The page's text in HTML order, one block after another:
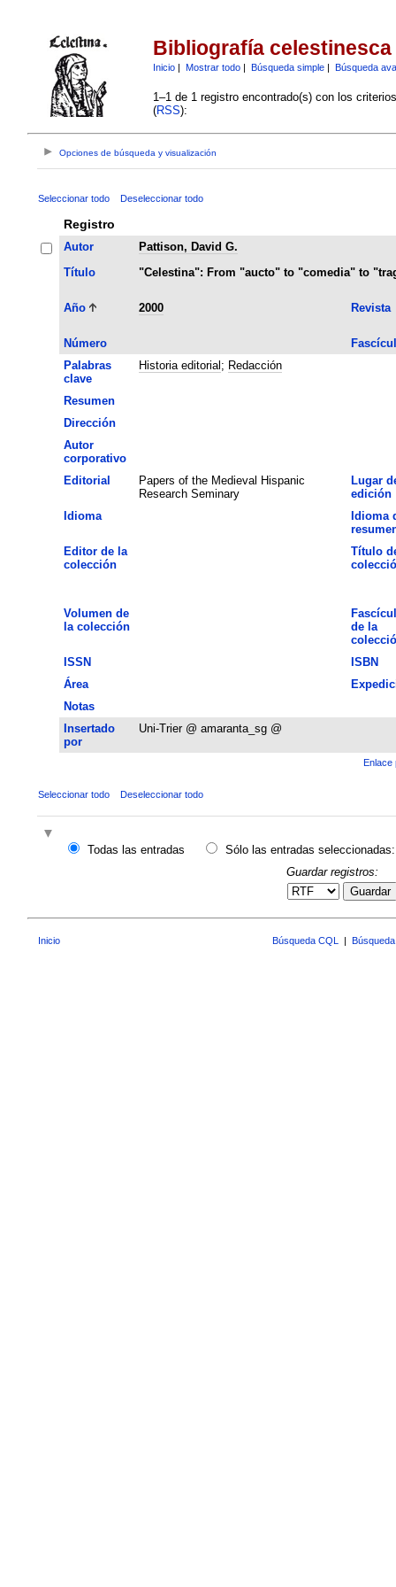
Bibliografía celestinesca
Inicio| Mostrar todo| Búsqueda simple| Búsqueda
1–1 de 1 registro encontrado(s) con los
(RSS):
Opciones de búsqueda y visualización
Seleccionar todo Deseleccionar todo
Registro
Autor
Pattison, David G.
Título
"Celestina": From "aucto" to "comedia" to
Año 2000 Revista
Número
Palabras
clave
Historia editorial ; Redacción
Resumen
Dirección
Autor
corporativo
Editorial
Papers of the Medieval Hispanic
Research Seminary
Lugar
edición
Idioma
Idioma
Editor de la
colección
Título
Volumen de
la colección
de la
ISSN
ISBN
Área
Notas
Insertado
por
Uni-Trier @ amaranta_sg @
Enlace
Seleccionar todo Deseleccionar todo
Todas las entradas
Sólo las entradas seleccionadas:
Guardar registros:
Guardar
Inicio Búsqueda CQL